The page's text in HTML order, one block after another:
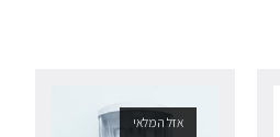
אזל המלאי